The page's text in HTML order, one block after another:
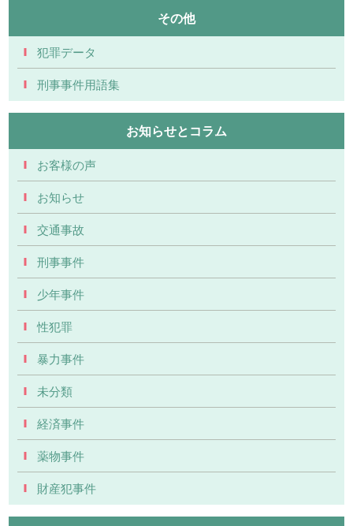
その他
犯罪データ
刑事事件用語集
お知らせとコラム
お客様の声
お知らせ
交通事故
刑事事件
少年事件
性犯罪
暴力事件
未分類
経済事件
薬物事件
財産犯事件